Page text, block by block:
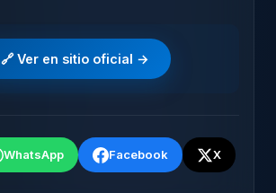
🔗 Ver en sitio oficial →
WhatsApp Facebook X